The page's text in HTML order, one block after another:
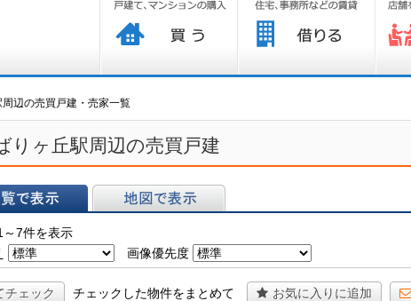
辺の売買戸建・売家一覧
りヶ丘駅周辺の売買戸建
7件を表示
画像優先度
チェック チェックした物件をまとめて お気に入りに追加